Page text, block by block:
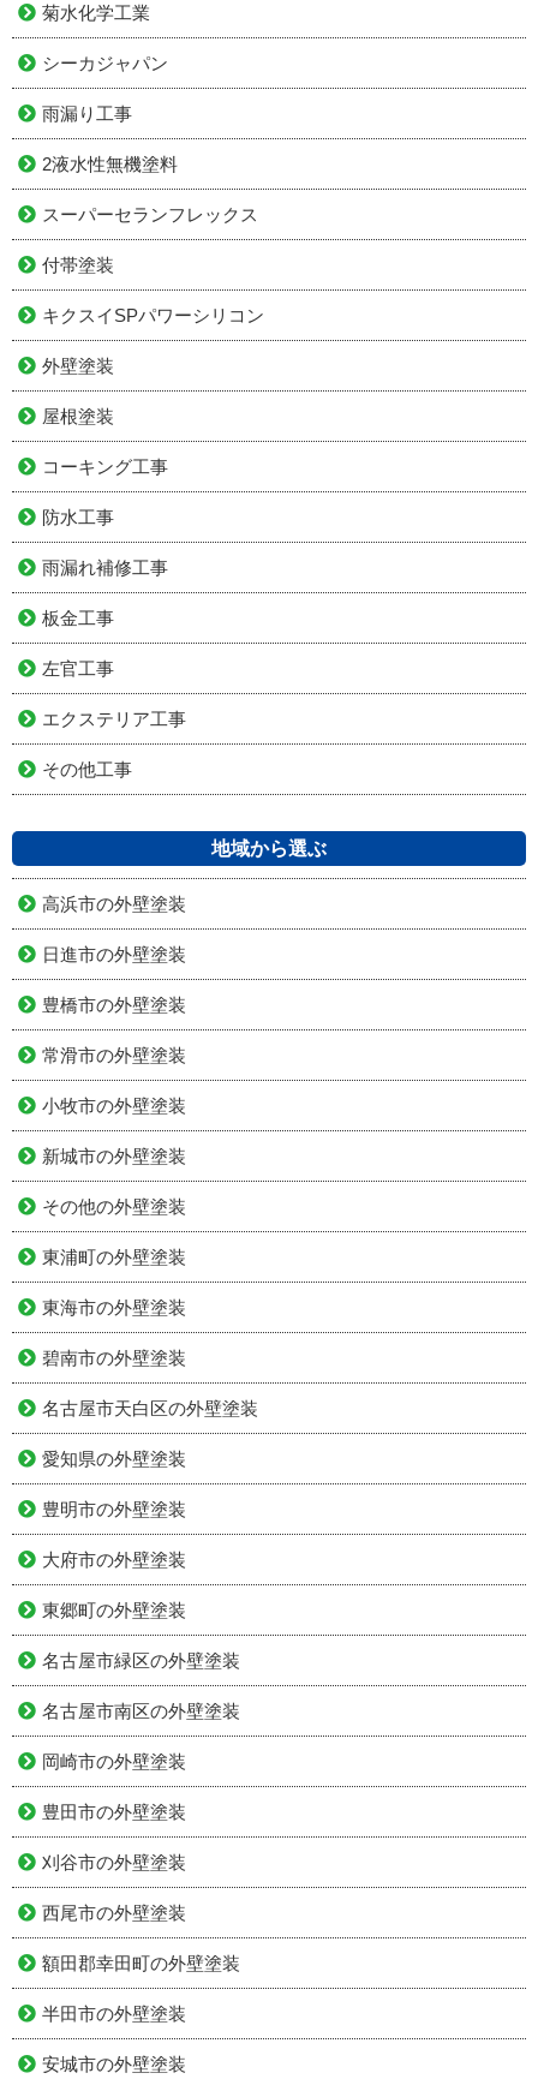
菊水化学工業
シーカジャパン
雨漏り工事
2液水性無機塗料
スーパーセランフレックス
付帯塗装
キクスイSPパワーシリコン
外壁塗装
屋根塗装
コーキング工事
防水工事
雨漏れ補修工事
板金工事
左官工事
エクステリア工事
その他工事
地域から選ぶ
高浜市の外壁塗装
日進市の外壁塗装
豊橋市の外壁塗装
常滑市の外壁塗装
小牧市の外壁塗装
新城市の外壁塗装
その他の外壁塗装
東浦町の外壁塗装
東海市の外壁塗装
碧南市の外壁塗装
名古屋市天白区の外壁塗装
愛知県の外壁塗装
豊明市の外壁塗装
大府市の外壁塗装
東郷町の外壁塗装
名古屋市緑区の外壁塗装
名古屋市南区の外壁塗装
岡崎市の外壁塗装
豊田市の外壁塗装
刈谷市の外壁塗装
西尾市の外壁塗装
額田郡幸田町の外壁塗装
半田市の外壁塗装
安城市の外壁塗装